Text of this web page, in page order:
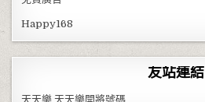
Happy168
友站連結
天天樂 天天樂開將號碼